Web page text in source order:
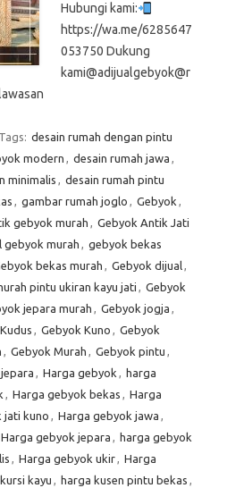
Hubungi kami:
https://wa.me/6285647
053750 Dukung
kami@adijualgebyok@r
Tags: desain rumah dengan pintu
modern , desain rumah jawa ,
minimalis , desain rumah pintu
, gambar rumah joglo , Gebyok ,
gebyok murah , Gebyok Antik Jati
gebyok murah , gebyok bekas
bekas murah , Gebyok dijual,
pintu ukiran kayu jati , Gebyok
jepara murah , Gebyok jogja ,
, Gebyok Kuno , Gebyok
, Gebyok Murah , Gebyok pintu ,
, Harga gebyok , harga
, Harga gebyok bekas , Harga
jati kuno , Harga gebyok jawa ,
Harga gebyok jepara , harga gebyok
, Harga gebyok ukir, Harga
kayu , harga kusen pintu bekas ,